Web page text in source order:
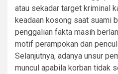
atau sekadar target kriminal
keadaan kosong saat suami
penggalian fakta masih
motif perampokan dan
Selanjutnya, adanya unsur
muncul apabila korban tidak